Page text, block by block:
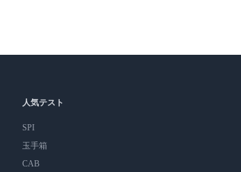
人気テスト
SPI
玉手箱
CAB